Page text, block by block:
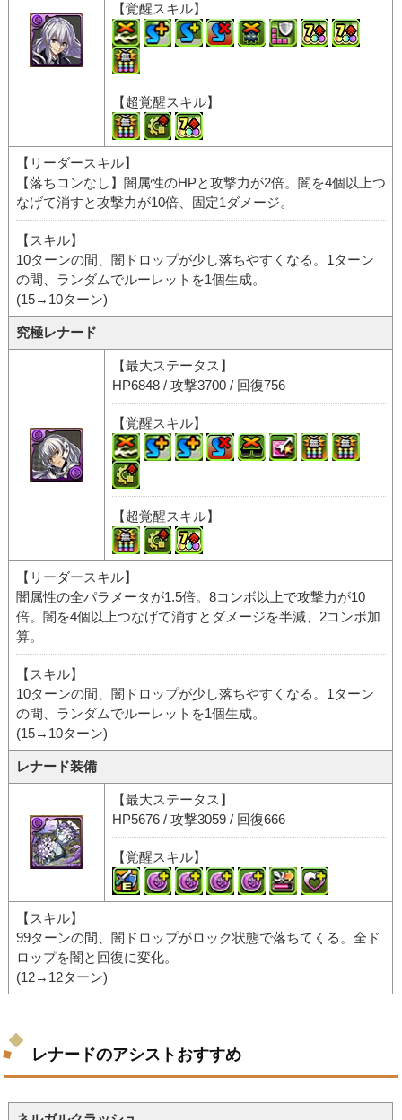
【覚醒スキル】
【超覚醒スキル】
【リーダースキル】
【落ちコンなし】闇属性のHPと攻撃力が2倍。闇を4個以上つ
なげて消すと攻撃力が10倍、固定1ダメージ。
【スキル】
10ターンの間、闇ドロップが少し落ちやすくなる。1ターン
の間、ランダムでルーレットを1個生成。
(15→10ターン)
究極レナード
【最大ステータス】
HP6848 / 攻撃3700 / 回復756
【覚醒スキル】
【超覚醒スキル】
【リーダースキル】
闇属性の全パラメータが1.5倍。8コンボ以上で攻撃力が10
倍。闇を4個以上つなげて消すとダメージを半減、2コンボ加
算。
【スキル】
10ターンの間、闇ドロップが少し落ちやすくなる。1ターン
の間、ランダムでルーレットを1個生成。
(15→10ターン)
レナード装備
【最大ステータス】
HP5676 / 攻撃3059 / 回復666
【覚醒スキル】
【スキル】
99ターンの間、闇ドロップがロック状態で落ちてくる。全ド
ロップを闇と回復に変化。
(12→12ターン)
レナードのアシストおすすめ